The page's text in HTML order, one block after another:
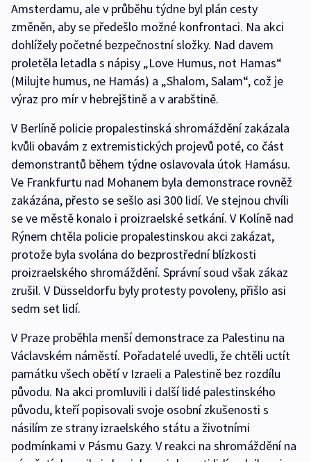
Amsterdamu, ale v průběhu týdne byl plán cesty
změněn, aby se předešlo možné konfrontaci. Na akci
dohlížely početné bezpečnostní složky. Nad davem
proletěla letadla s nápisy „Love Humus, not Hamas“
(Milujte humus, ne Hamás) a „Shalom, Salam“, což je
výraz pro mír v hebrejštině a v arabštině.
V Berlíně policie propalestinská shromáždění zakázala
kvůli obavám z extremistických projevů poté, co část
demonstrantů během týdne oslavovala útok Hamásu.
Ve Frankfurtu nad Mohanem byla demonstrace rovněž
zakázána, přesto se sešlo asi 300 lidí. Ve stejnou chvíli
se ve městě konalo i proizraelské setkání. V Kolíně nad
Rýnem chtěla policie propalestinskou akci zakázat,
protože byla svolána do bezprostřední blízkosti
proizraelského shromáždění. Správní soud však zákaz
zrušil. V Düsseldorfu byly protesty povoleny, přišlo asi
sedm set lidí.
V Praze proběhla menší demonstrace za Palestinu na
Václavském náměstí. Pořadatelé uvedli, že chtěli uctít
památku všech obětí v Izraeli a Palestině bez rozdílu
původu. Na akci promluvili i další lidé palestinského
původu, kteří popisovali svoje osobní zkušenosti s
násilím ze strany izraelského státu a životními
podmínkami v Pásmu Gazy. V reakci na shromáždění na